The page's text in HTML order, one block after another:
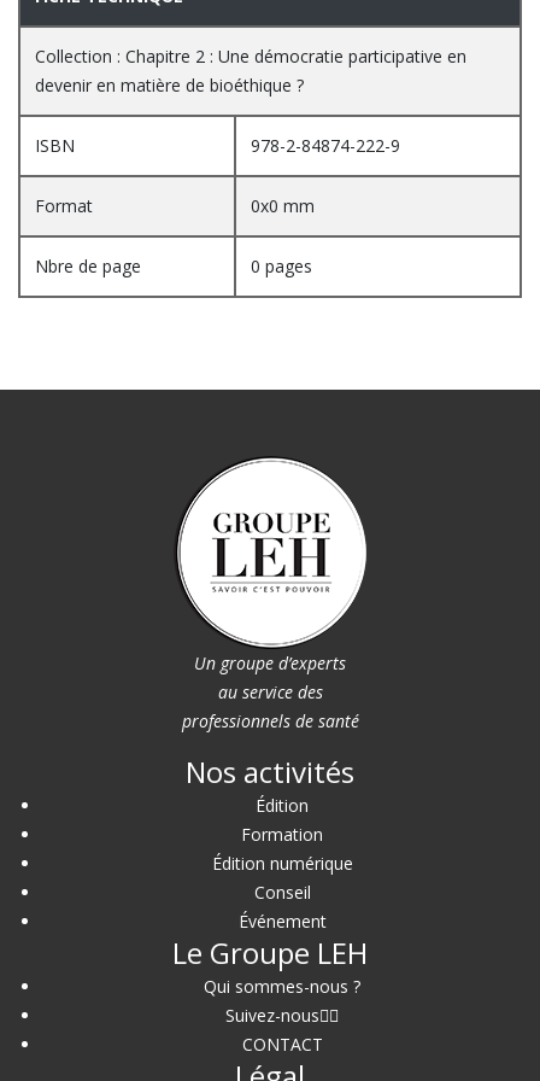
Collection : Chapitre 2 : Une démocratie participative en
devenir en matière de bioéthique ?
ISBN 978-2-84874-222-9
Format 0x0 mm
Nbre de page 0 pages
Un groupe d’experts
au service des
professionnels de santé
Nos activités
Édition
Formation
Édition numérique
Conseil
Événement
Le Groupe LEH
Qui sommes-nous ?
Suivez-nous
CONTACT